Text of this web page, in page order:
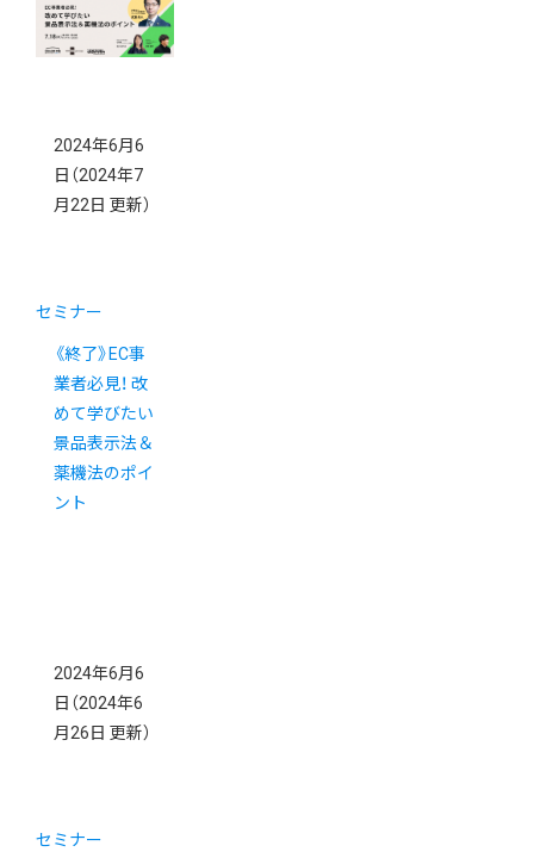
2024年6月6
日 （2024年7
月22日 更新）
セミナー
《終了》EC事
業者必見！ 改
めて学びたい
景品表示法＆
薬機法のポイ
ント
2024年6月6
日 （2024年6
月26日 更新）
セミナー